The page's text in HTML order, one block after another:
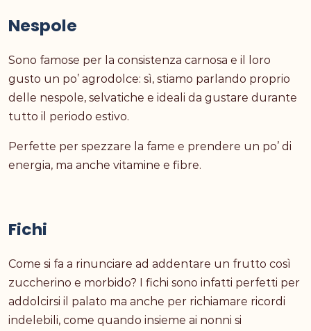
Nespole
Sono famose per la consistenza carnosa e il loro
gusto un po’ agrodolce: sì, stiamo parlando proprio
delle nespole, selvatiche e ideali da gustare durante
tutto il periodo estivo.
Perfette per spezzare la fame e prendere un po’ di
energia, ma anche vitamine e fibre.
Fichi
Come si fa a rinunciare ad addentare un frutto così
zuccherino e morbido? I fichi sono infatti perfetti per
addolcirsi il palato ma anche per richiamare ricordi
indelebili, come quando insieme ai nonni si